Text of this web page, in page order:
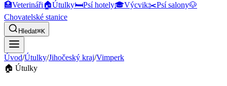
🏥Veterináři🏠Útulky🛏️Psí hotely🎓Výcvik✂️Psí salony🐶
Chovatelské stanice
Hledat⌘K
Úvod/Útulky/Jihočeský kraj/Vimperk
🏠 Útulky